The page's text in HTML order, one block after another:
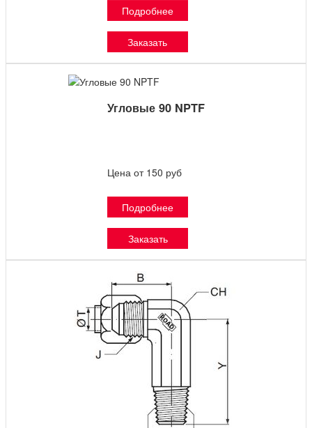
Подробнее
Заказать
Угловые 90 NPTF
Цена от 150 руб
Подробнее
Заказать